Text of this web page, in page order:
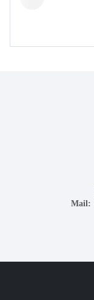
Mail: